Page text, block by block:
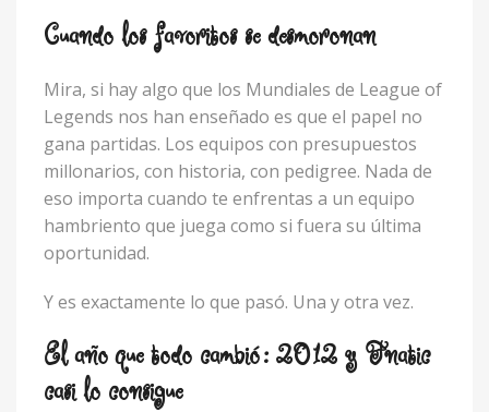
Cuando los favoritos se desmoronan
Mira, si hay algo que los Mundiales de League of
Legends nos han enseñado es que el papel no
gana partidas. Los equipos con presupuestos
millonarios, con historia, con pedigree. Nada de
eso importa cuando te enfrentas a un equipo
hambriento que juega como si fuera su última
oportunidad.
Y es exactamente lo que pasó. Una y otra vez.
El año que todo cambió: 2012 y Fnatic
casi lo consigue